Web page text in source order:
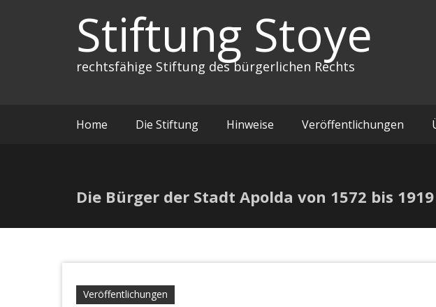
Stiftung Stoye
rechtsfähige Stiftung des bürgerlichen Rechts
Home Die Stiftung Hinweise Veröffentlichungen
Die Bürger der Stadt Apolda von 1572 bis 1919
Veröffentlichungen